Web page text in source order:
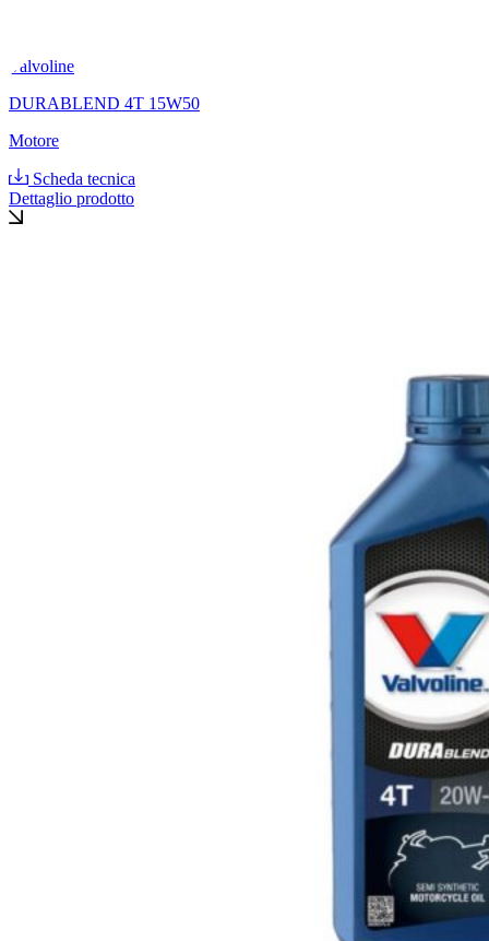
Valvoline
DURABLEND 4T 15W50
Motore
Scheda tecnica
Dettaglio prodotto